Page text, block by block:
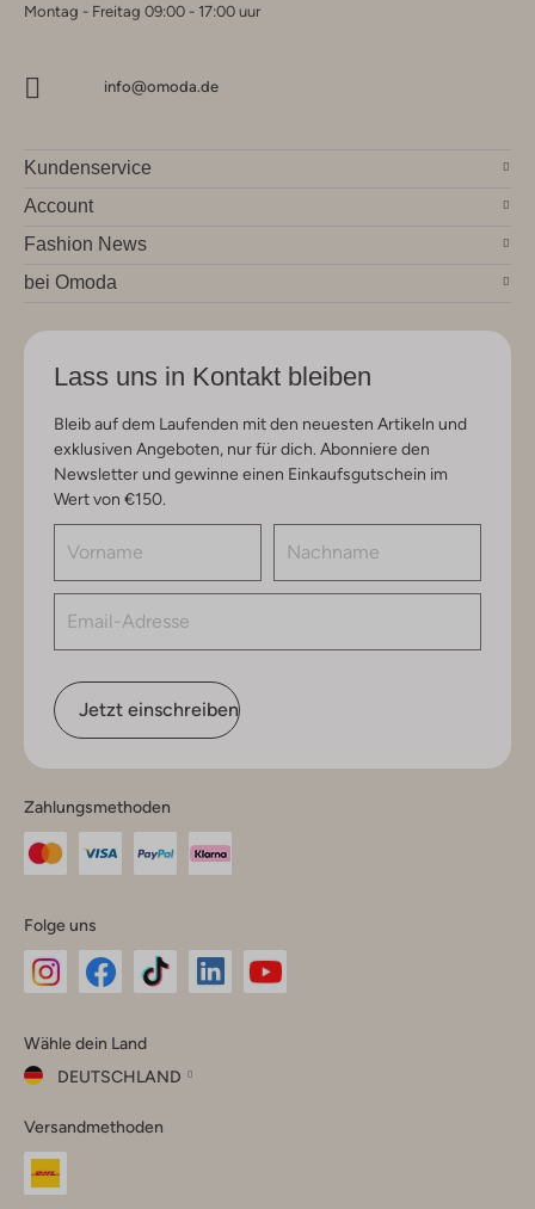
Montag - Freitag 09:00 - 17:00 uur
info@omoda.de
Kundenservice
Account
Fashion News
bei Omoda
Lass uns in Kontakt bleiben
Bleib auf dem Laufenden mit den neuesten Artikeln und
exklusiven Angeboten, nur für dich. Abonniere den
Newsletter und gewinne einen Einkaufsgutschein im
Wert von €150.
Jetzt einschreiben
Zahlungsmethoden
Folge uns
Instagram
Facebook
TikTok
Wähle dein Land
DEUTSCHLAND
dein
Land
Versandmethoden